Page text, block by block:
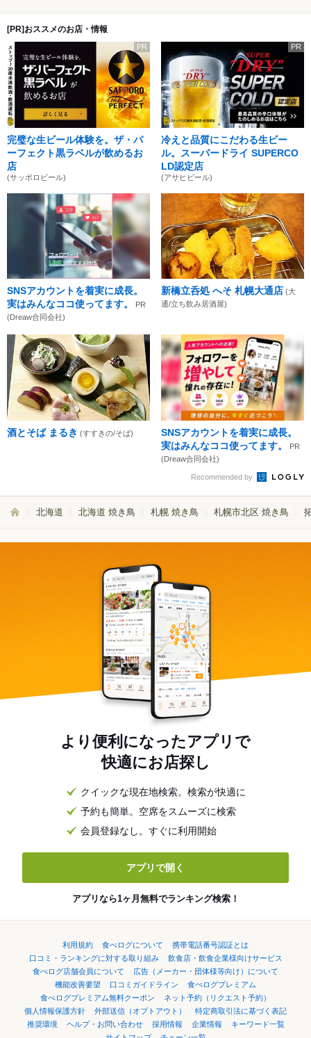
[PR]おススメのお店・情報
PR
完璧な生ビール体験を。ザ・パ
ーフェクト黒ラベルが飲めるお
店
(サッポロビール)
PR
冷えと品質にこだわる生ビー
ル。スーパードライ SUPERCO
LD認定店
(アサヒビール)
SNSアカウントを着実に成長。
実はみんなココ使ってます。
PR
(Dreaw合同会社)
新橋立呑処 へそ 札幌大通店 (大
通/立ち飲み居酒屋)
酒とそば まるき (すすきの/そば)
SNSアカウントを着実に成長。
実はみんなココ使ってます。
PR
(Dreaw合同会社)
Recommended by
北海道 北海道 焼き鳥 札幌 焼き鳥 札幌市北区 焼き鳥
より便利になったアプリで
快適にお店探し
クイックな現在地検索。検索が快適に
予約も簡単。空席をスムーズに検索
会員登録なし。すぐに利用開始
アプリで開く
アプリなら1ヶ月無料でランキング検索！
利用規約 食べログについて
携帯電話番号認証とは
口コミ・ランキングに対する取り組み
飲食店・飲食企業様向けサービス
食べログ店舗会員について
広告（メーカー・団体様等向け）について
機能改善要望
口コミガイドライン
食べログプレミアム
食べログプレミアム無料クーポン
ネット予約（リクエスト予約）
個人情報保護方針
外部送信（オプトアウト）
特定商取引法に基づく表記
推奨環境
ヘルプ・お問い合わせ 採用情報 企業情報
キーワード一覧